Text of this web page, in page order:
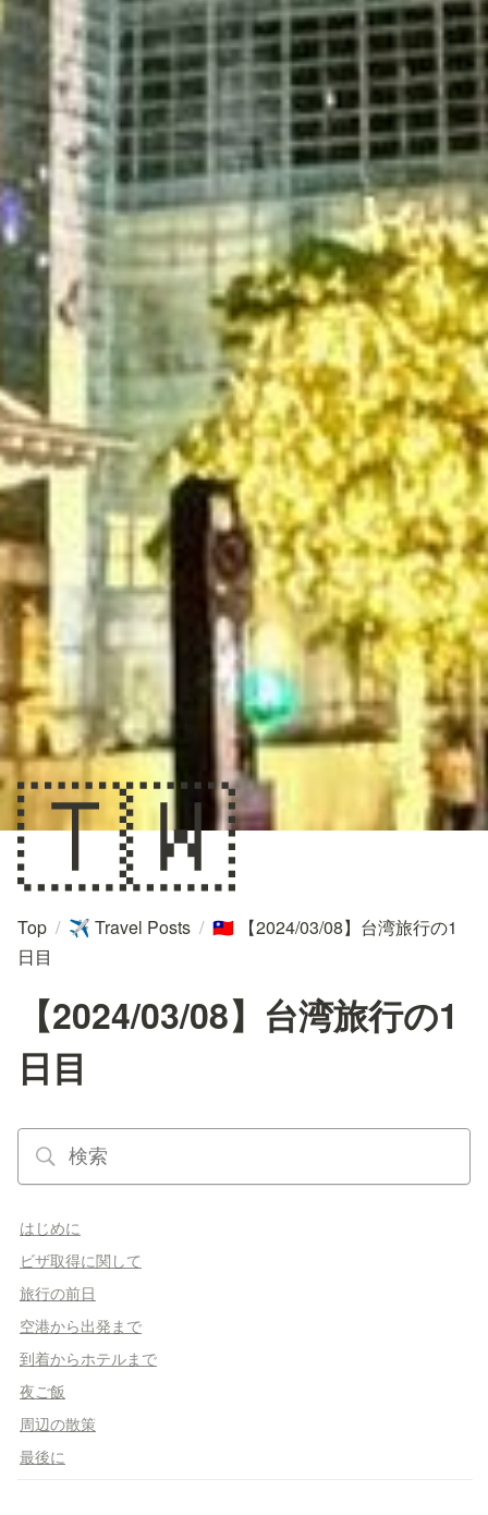
🇹🇼
Top / ✈️ Travel Posts / 🇹🇼
【2024/03/08】台湾旅行の1
日目
【2024/03/08】台湾旅行の1
日目
はじめに
ビザ取得に関して
旅行の前日
空港から出発まで
到着からホテルまで
夜ご飯
周辺の散策
最後に